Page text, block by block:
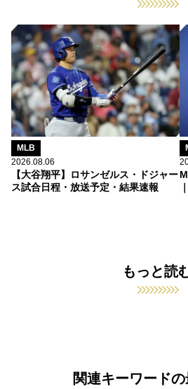
MLB
2026.08.06
【大谷翔平】ロサンゼルス・ドジャー
ス試合日程・放送予定・結果速報
もっと読
関連キーワード